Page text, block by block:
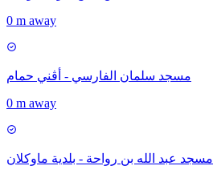
0 m away
مسجد سلمان الفارسي - أڨني حمام
0 m away
مسجد عبد الله بن رواحة - بلدية ماوكلان